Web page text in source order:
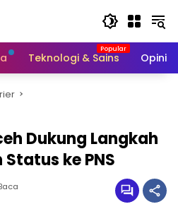
Teknologi & Sains Opini
Dukung Langkah
ke PNS